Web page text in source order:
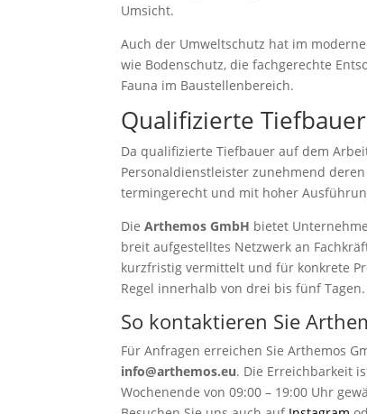
Umsicht.
Auch der Umweltschutz hat im
wie Bodenschutz, die fachgerechte
Fauna im Baustellenbereich.
Qualifizierte
Da qualifizierte Tiefbauer auf dem
Personaldienstleister zunehmend
termingerecht und mit hoher
DieArthemos GmbH bietet
breit aufgestelltes Netzwerk an
kurzfristig vermittelt und für konkrete
Regel innerhalb von drei bis fünf Tagen.
So kontaktieren Sie
Für Anfragen erreichen Sie Arthemos
info@arthemos.eu. Die Erreichbarkeit
Wochenende von 09:00 – 19:00 Uhr